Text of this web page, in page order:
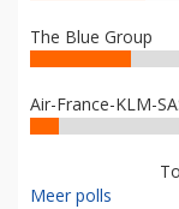
The Blue Group
Air-France-KLM-
Meer polls